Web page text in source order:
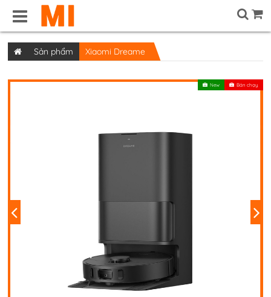
Sản phẩm Xiaomi Dreame
Bán chạy
New